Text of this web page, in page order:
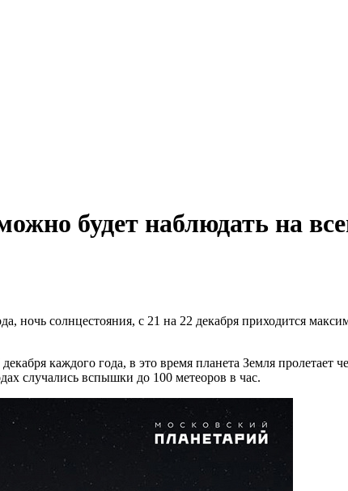
будет наблюдать на
солнцестояния, с 21 на 22 декабря приходится
каждого года, в это время планета Земля
случались вспышки до 100 метеоров в час.